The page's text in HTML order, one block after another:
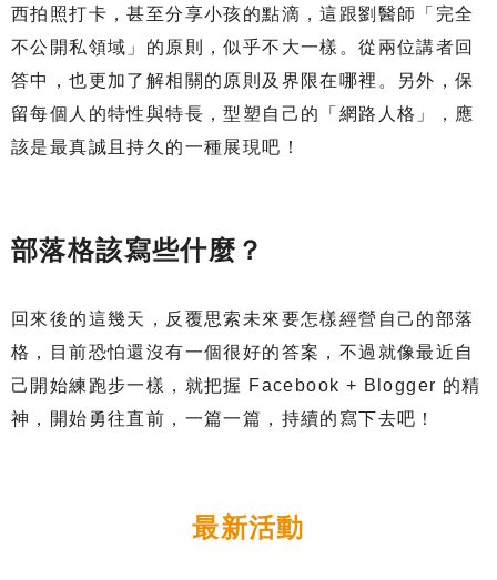
西拍照打卡，甚至分享小孩的點滴，這跟劉醫師「完全
不公開私領域」的原則，似乎不大一樣。從兩位講者回
答中，也更加了解相關的原則及界限在哪裡。另外，保
留每個人的特性與特長，型塑自己的「網路人格」，應
該是最真誠且持久的一種展現吧！
部落格該寫些什麼？
回來後的這幾天，反覆思索未來要怎樣經營自己的部落
格，目前恐怕還沒有一個很好的答案，不過就像最近自
己開始練跑步一樣，就把握 Facebook + Blogger 的精
神，開始勇往直前，一篇一篇，持續的寫下去吧！
最新活動